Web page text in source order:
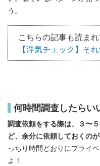
う。
こちらの記事も読まれ
【浮気チェック】そ
何時間調査したらい
調査依頼をする際は、３〜
ど、余分に依頼しておくのが
っちり時間どおりにプライ
よ！